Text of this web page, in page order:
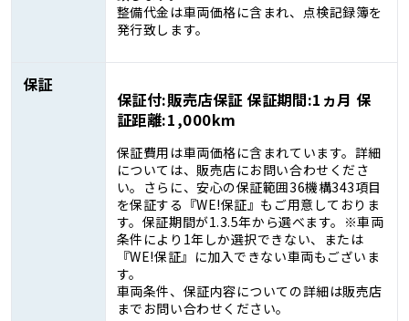
整備代金は車両価格に含まれ、点検記録簿を
発行致します。
保証
保証付:販売店保証 保証期間:1ヵ月 保
証距離:1,000km
保証費用は車両価格に含まれています。詳細
については、販売店にお問い合わせくださ
い。さらに、安心の保証範囲36機構343項目
を保証する『WE!保証』もご用意しておりま
す。保証期間が1.3.5年から選べます。※車両
条件により1年しか選択できない、または
『WE!保証』に加入できない車両もございま
す。
車両条件、保証内容についての詳細は販売店
までお問い合わせください。